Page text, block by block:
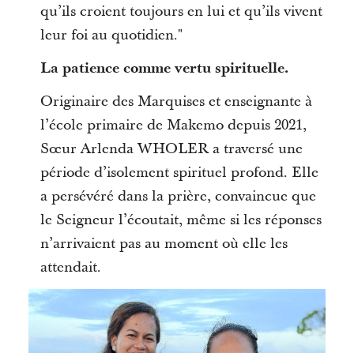
qu’ils croient toujours en lui et qu’ils vivent
leur foi au quotidien."
La patience comme vertu spirituelle.
Originaire des Marquises et enseignante à
l’école primaire de Makemo depuis 2021,
Sœur Arlenda WHOLER a traversé une
période d’isolement spirituel profond. Elle
a persévéré dans la prière, convaincue que
le Seigneur l’écoutait, même si les réponses
n’arrivaient pas au moment où elle les
attendait.